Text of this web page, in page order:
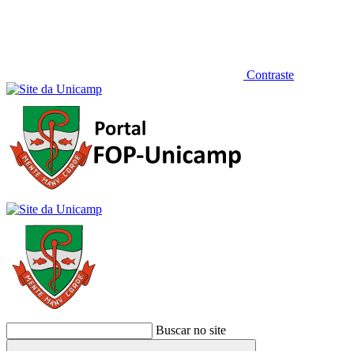
Contraste
Buscar no site